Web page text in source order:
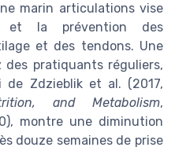
marin articulations vise
et la prévention des
et des tendons. Une
pratiquants réguliers,
de Zdzieblik et al. (2017,
and Metabolism,
montre une diminution
douze semaines de prise